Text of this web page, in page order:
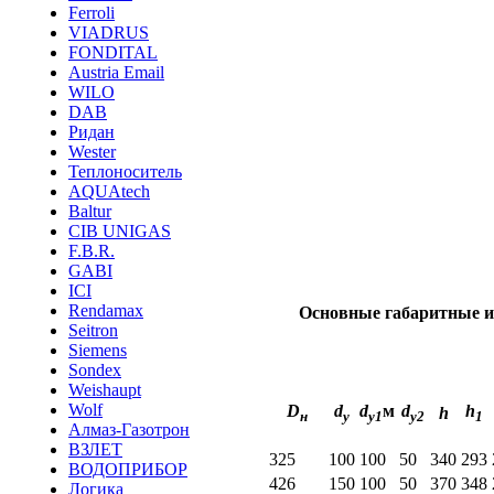
Ferroli
VIADRUS
FONDITAL
Austria Email
WILO
DAB
Ридан
Wester
Теплоноситель
AQUAtech
Baltur
CIB UNIGAS
F.B.R.
GABI
ICI
Rendamax
Seitron
Siemens
Sondex
Weishaupt
Wolf
Алмаз-Газотрон
ВЗЛЕТ
ВОДОПРИБОР
Логика
Основные габаритные
Dн dy dy1м dy2 h h1
325 100 100 50 340 293
426
150 100 50 370 348